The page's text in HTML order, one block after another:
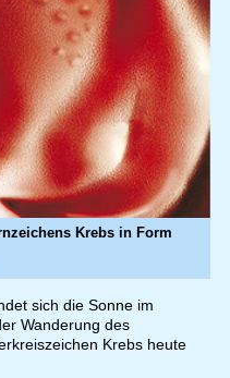
Krebs in Form
sich die Sonne im
Wanderung des
Krebs heute